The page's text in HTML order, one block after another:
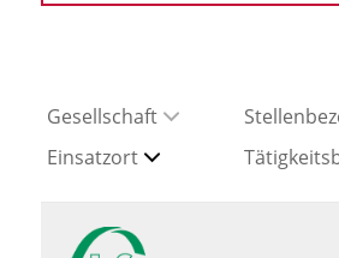
Gesellschaft
Einsatzort